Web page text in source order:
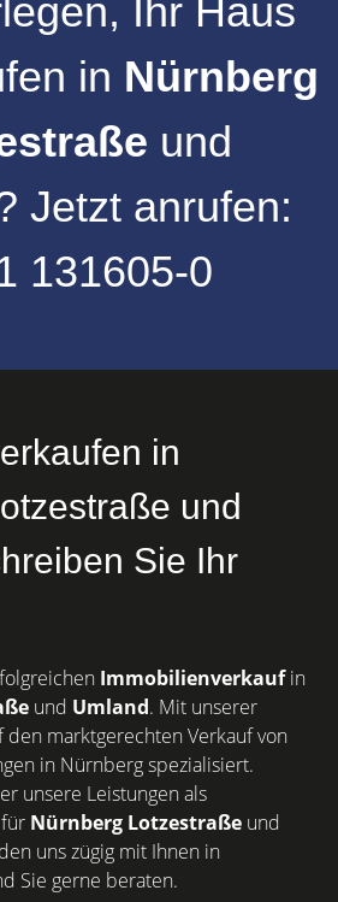
Ihr Haus
in Nürnberg
und
Jetzt anrufen:
131605-0
in
und
Sie Ihr
Immobilienverkaufin
und Umland. Mit unserer
den marktgerechten Verkauf von
in Nürnberg spezialisiert.
unsere Leistungen als
für Nürnberg Lotzestraße und
uns zügig mit Ihnen in
Sie gerne beraten.